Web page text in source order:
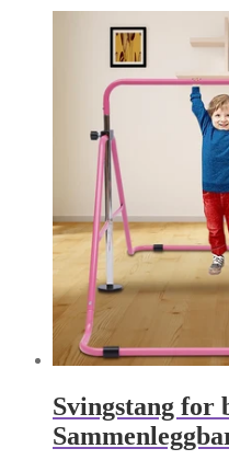
propularitet
Svingstang for